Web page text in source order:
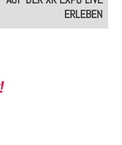
ERLEBEN